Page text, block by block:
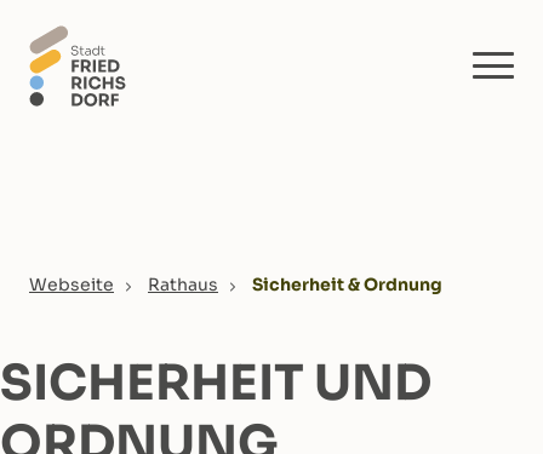
You are here:
Webseite Rathaus Sicherheit & Ordnung
SICHERHEIT UND